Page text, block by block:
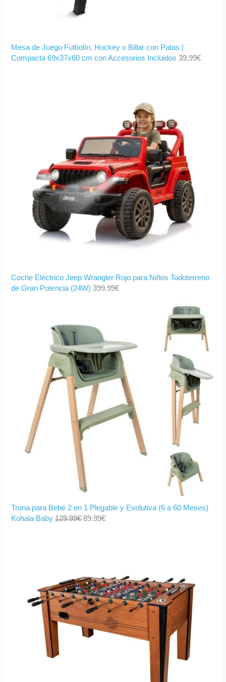
Mesa de Juego Futbolín, Hockey o Billar con Patas |
Compacta 69x37x60 cm con Accesorios Incluidos 39.99€
Coche Eléctrico Jeep Wrangler Rojo para Niños Todoterreno
de Gran Potencia (24W) 399.99€
Trona para Bebé 2 en 1 Plegable y Evolutiva (6 a 60 Meses)
Kohala Baby 129.99€ 89.99€